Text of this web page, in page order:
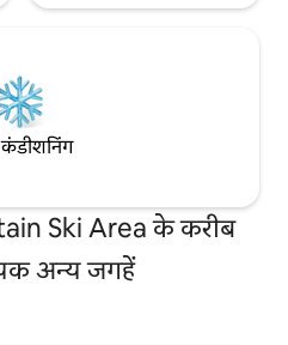
Ski Area के करीब
अन्य जगहें